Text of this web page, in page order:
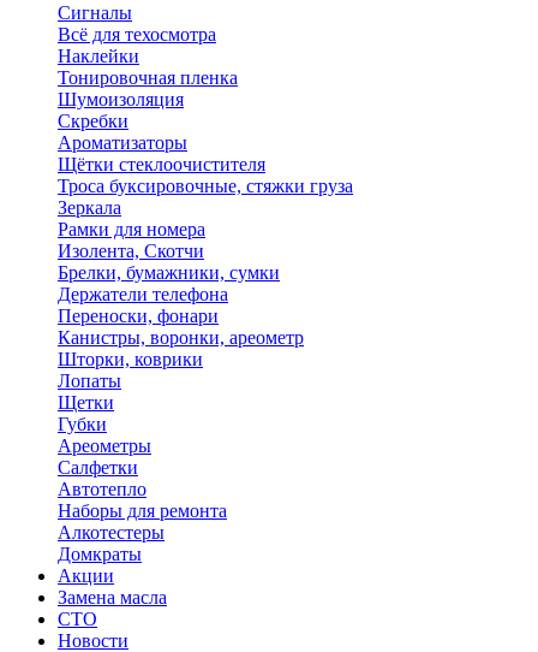
Сигналы
Всё для техосмотра
Наклейки
Тонировочная пленка
Шумоизоляция
Скребки
Ароматизаторы
Щётки стеклоочистителя
Троса буксировочные, стяжки груза
Зеркала
Рамки для номера
Изолента, Скотчи
Брелки, бумажники, сумки
Держатели телефона
Переноски, фонари
Канистры, воронки, ареометр
Шторки, коврики
Лопаты
Щетки
Губки
Ареометры
Салфетки
Автотепло
Наборы для ремонта
Алкотестеры
Домкраты
Акции
Замена масла
СТО
Новости